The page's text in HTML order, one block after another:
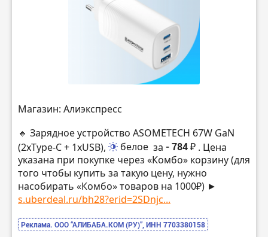
Магазин: Алиэкспресс
🔸 Зарядное устройство ASOMETECH 67W GaN
(2xType-C + 1xUSB),
белое за - 784 ₽ . Цена
указана при покупке через «Комбо» корзину (для
того чтобы купить за такую цену, нужно
насобирать «Комбо» товаров на 1000₽) ►
s.uberdeal.ru/bh28?erid=2SDnjc...
Реклама. ООО “АЛИБАБА.КОМ (РУ)”, ИНН 7703380158